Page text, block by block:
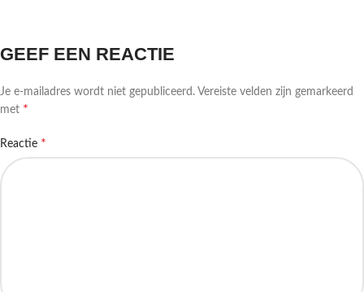
GEEF EEN REACTIE
Je e-mailadres wordt niet gepubliceerd. Vereiste velden zijn gemarkeerd
met *
Reactie *